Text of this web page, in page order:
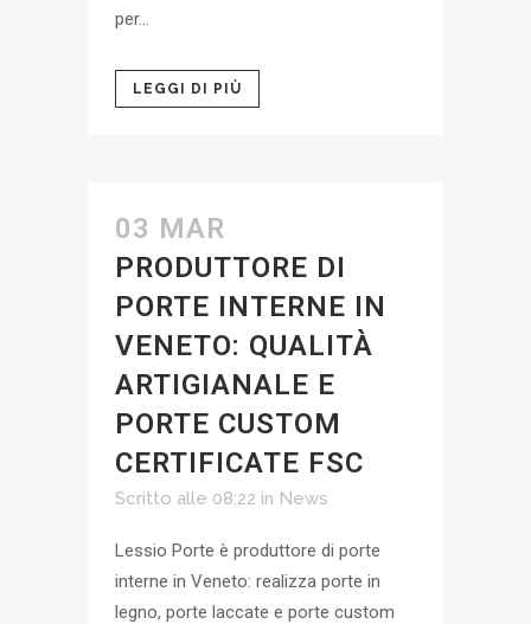
per...
LEGGI DI PIÙ
03 MAR
PRODUTTORE DI
PORTE INTERNE IN
VENETO: QUALITÀ
ARTIGIANALE E
PORTE CUSTOM
CERTIFICATE FSC
Scritto alle 08:22 in News
Lessio Porte è produttore di porte
interne in Veneto: realizza porte in
legno, porte laccate e porte custom